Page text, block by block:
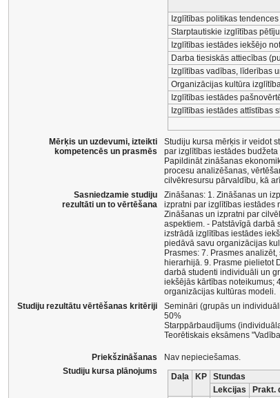
Izglītības politikas
Starptautiskie izglītības
Izglītības iestādes iekšējo
Darba tiesiskās attiecības
Izglītības vadības, līderības
Organizācijas kultūra
Izglītības iestādes
Izglītības iestādes attīstības
Mērķis un uzdevumi, izteikti
kompetencēs un prasmēs
Studiju kursa mērķis ir veidot
par izglītības iestādes
Papildināt zināšanas
procesu analizēšanas,
cilvēkresursu pārvaldību, kā
Sasniedzamie studiju
rezultāti un to vērtēšana
Zināšanas: 1. Zināšanas un
izpratni par izglītības iestādes
Zināšanas un izpratni par
aspektiem. - Patstāvīgā
izstrādā izglītības iestādes
piedāvā savu organizācijas
Prasmes: 7. Prasmes
hierarhijā. 9. Prasme pielietot
darbā studenti individuāli un
iekšējās kārtības noteikumus;
organizācijas kultūras modeli.
Studiju rezultātu vērtēšanas kritēriji
Semināri (grupās un
50%
Starppārbaudījums
Teorētiskais eksāmens
Priekšzināšanas
Nav nepieciešamas.
Studiju kursa plānojums
Daļa KP Stundas
Lekcijas
Prakt.